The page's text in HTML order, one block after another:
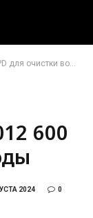
для очистки воды
600
2024 0